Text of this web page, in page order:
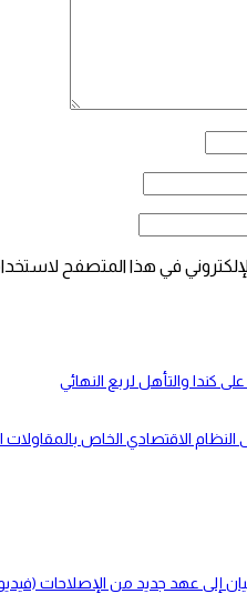
في هذا المتصفح
كندا والتأهل لربع النهائي
النظام الاقتصادي الخاص
إلى عهد جديد من الإصلاحات